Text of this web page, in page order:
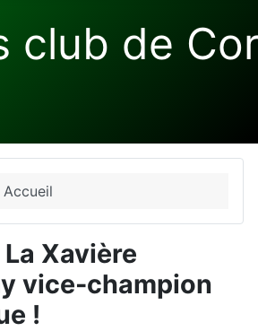
club de
Accueil
Xavière
vice-champion
!